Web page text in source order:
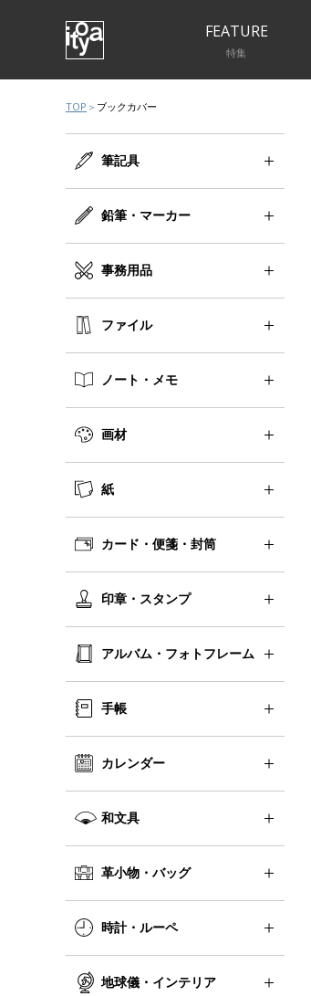
FEATURE
特集
TOP ブックカバー
筆記具
鉛筆・マーカー
事務用品
ファイル
ノート・メモ
画材
紙
カード・便箋・封筒
印章・スタンプ
アルバム・フォトフレーム
手帳
カレンダー
和文具
革小物・バッグ
時計・ルーペ
地球儀・インテリア